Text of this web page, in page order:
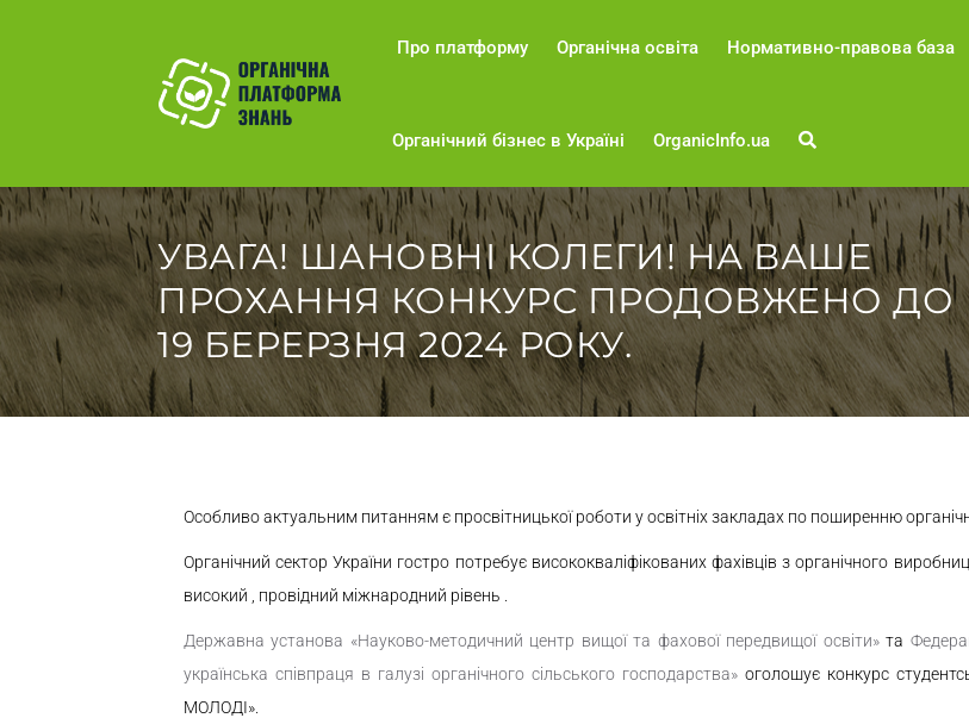
Про платформу Органічна освіта Нормативно-правова база
Органічний бізнес в Україні OrganicInfo.ua
УВАГА! ШАНОВНІ КОЛЕГИ! НА ВАШЕ
ПРОХАННЯ КОНКУРС ПРОДОВЖЕНО ДО
19 БЕРЕРЗНЯ 2024 РОКУ.
Особливо актуальним питанням є просвітницької роботи у освітніх закладах по поширенню
Органічний сектор України гостро потребує висококваліфікованих фахівців з органічного
високий , провідний міжнародний рівень .
Державна установа «Науково-методичний центр вищої та фахової передвищої освіти»та
українська співпраця в галузі органічного сільського господарства» оголошує конкурс
МОЛОДІ».